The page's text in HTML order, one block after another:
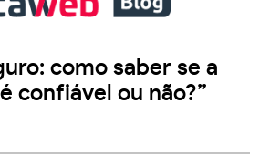
como saber se a
confiável ou não?”